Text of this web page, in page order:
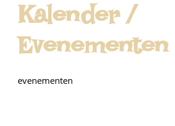
Kalender /
Evenementen
evenementen